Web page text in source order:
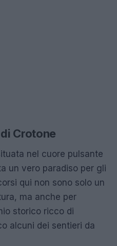
Crotone
nel cuore pulsante
un vero paradiso per gli
qui non sono solo un
ma anche per
storico ricco di
alcuni dei sentieri da